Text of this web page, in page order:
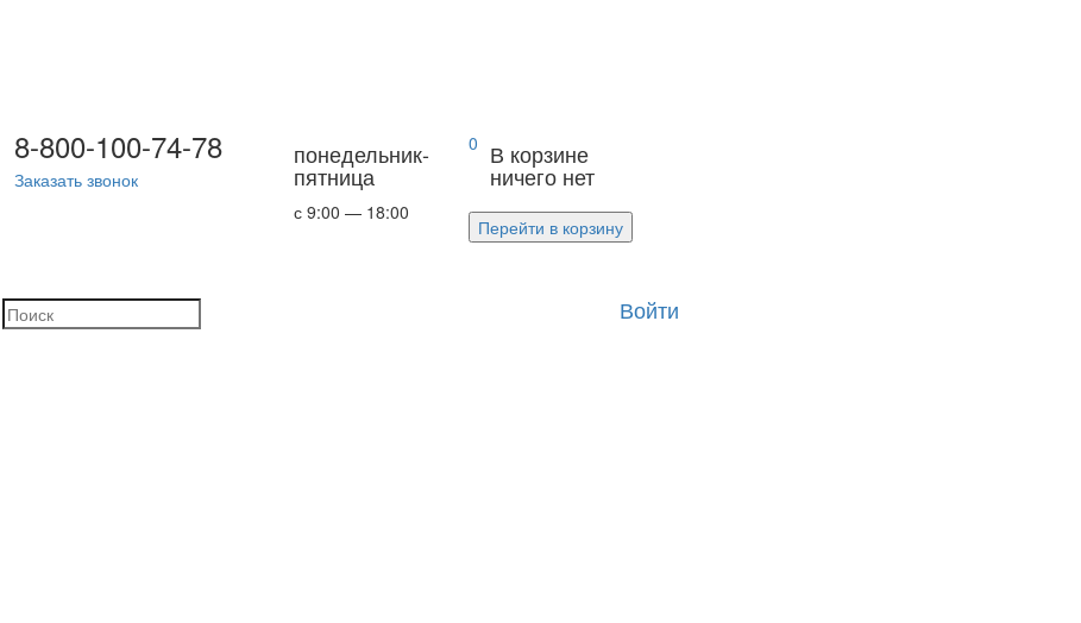
8-800-100-74-78
Заказать звонок
понедельник-
пятница
с 9:00 — 18:00
0 В корзине
ничего нет
Перейти в корзину
Войти